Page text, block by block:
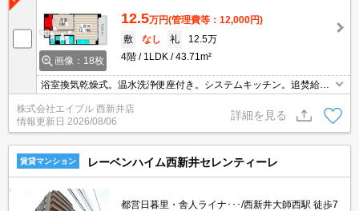
画像：18枚
12.5万円(管理費等：12,000円)
敷
なし 礼
12.5万
4階
1LDK 43.71m²
浴室換気乾燥式。温水洗浄便座付き。システムキッチン。追焚給
湯。
株式会社エイブル 西新井店
情報更新日 2026/08/06
詳細を見る
賃貸マンション レーベンハイム西新井セレンティーレ
都営日暮里・舎人ライナ･･･/西新井大師西駅 徒歩7